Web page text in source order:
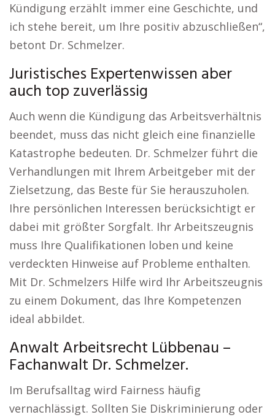
Kündigung erzählt immer eine Geschichte, und
ich stehe bereit, um Ihre positiv abzuschließen“,
betont Dr. Schmelzer.
Juristisches Expertenwissen aber
auch top zuverlässig
Auch wenn die Kündigung das Arbeitsverhältnis
beendet, muss das nicht gleich eine finanzielle
Katastrophe bedeuten. Dr. Schmelzer führt die
Verhandlungen mit Ihrem Arbeitgeber mit der
Zielsetzung, das Beste für Sie herauszuholen.
Ihre persönlichen Interessen berücksichtigt er
dabei mit größter Sorgfalt. Ihr Arbeitszeugnis
muss Ihre Qualifikationen loben und keine
verdeckten Hinweise auf Probleme enthalten.
Mit Dr. Schmelzers Hilfe wird Ihr Arbeitszeugnis
zu einem Dokument, das Ihre Kompetenzen
ideal abbildet.
Anwalt Arbeitsrecht Lübbenau –
Fachanwalt Dr. Schmelzer.
Im Berufsalltag wird Fairness häufig
vernachlässigt. Sollten Sie Diskriminierung oder